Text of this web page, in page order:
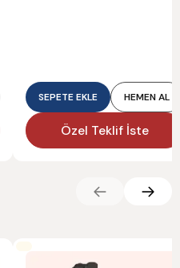
SEPETE EKLE HEMEN AL
Özel Teklif İste